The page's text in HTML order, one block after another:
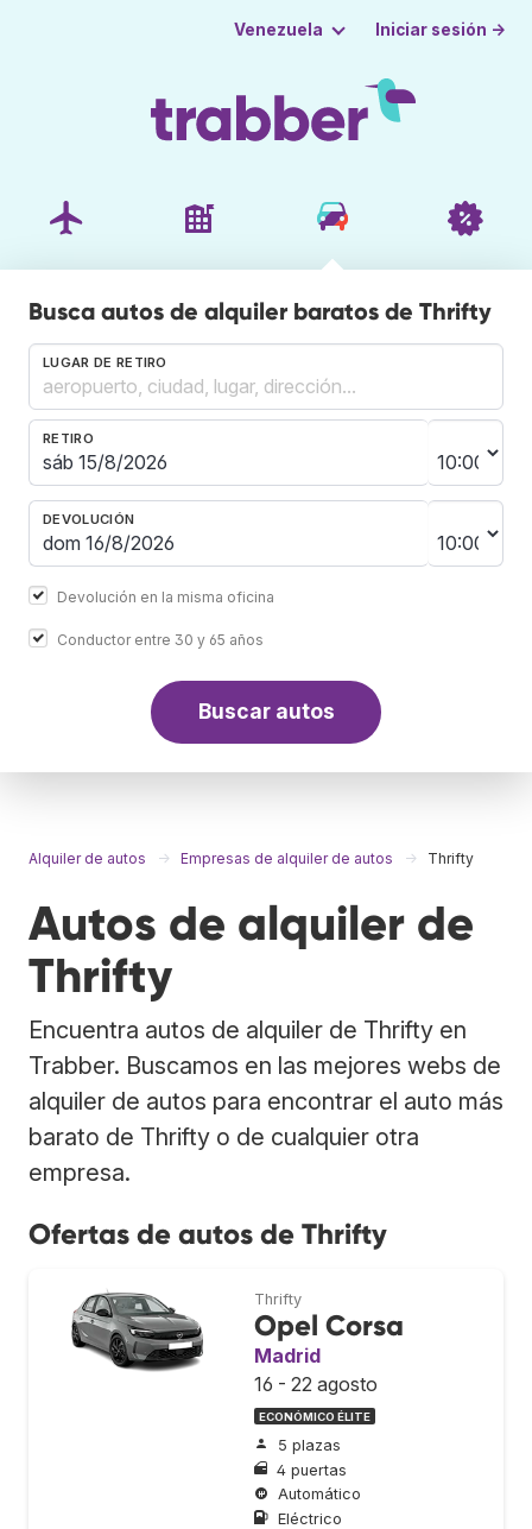
Venezuela Iniciar sesión →
Busca autos de alquiler baratos de Thrifty
LUGAR DE RETIRO
RETIRO
DEVOLUCIÓN
Devolución en la misma oficina
Conductor entre 30 y 65 años
Buscar autos
Alquiler de autos Empresas de alquiler de autos Thrifty
Autos de alquiler de
Thrifty
Encuentra autos de alquiler de Thrifty en
Trabber. Buscamos en las mejores webs de
alquiler de autos para encontrar el auto más
barato de Thrifty o de cualquier otra
empresa.
Ofertas de autos de Thrifty
Thrifty
Opel Corsa
Madrid
16 - 22 agosto
ECONÓMICO ÉLITE
5 plazas
4 puertas
Automático
Eléctrico